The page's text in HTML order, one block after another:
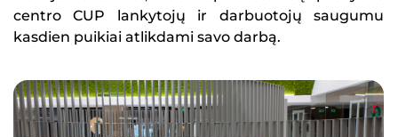
centro CUP lankytojų ir darbuotojų saugumu
kasdien puikiai atlikdami savo darbą.